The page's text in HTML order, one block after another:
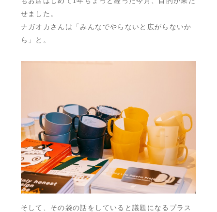
せました。
ナガオカさんは「みんなでやらないと広がらないか
ら」と。
そして、その袋の話をしていると議題になるプラス